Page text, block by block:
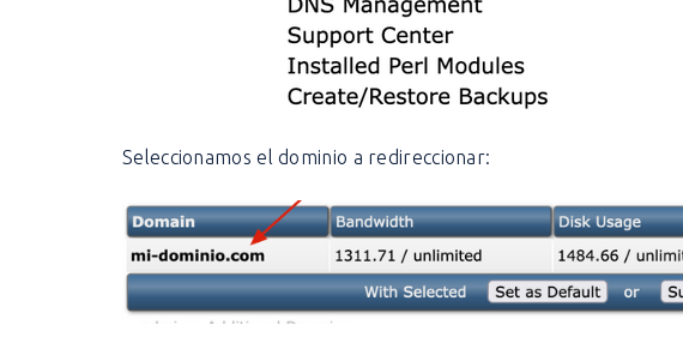
Seleccionamos el dominio a redireccionar: